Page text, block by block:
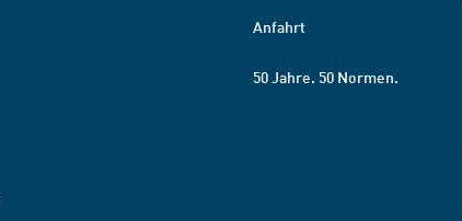
Anfahrt
50 Jahre. 50 Normen.